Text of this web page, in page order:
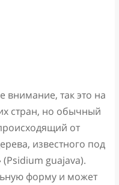
внимание, так это на
стран, но обычный
от
известного под
guajava).
форму и может